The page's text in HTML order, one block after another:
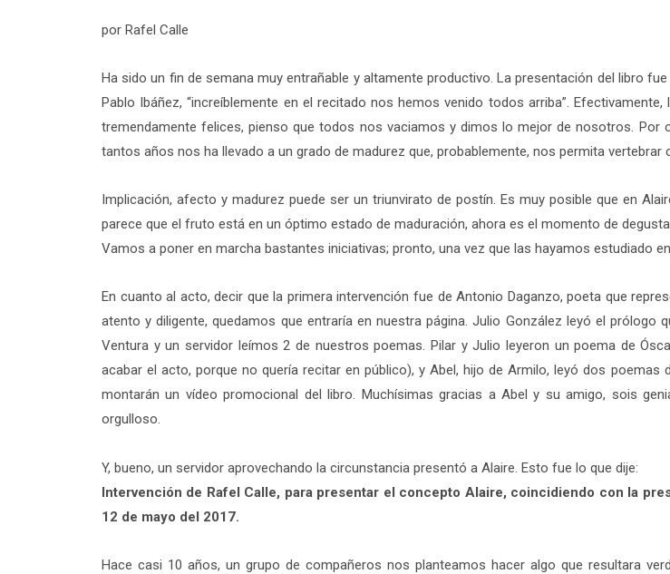
por Rafel Calle
Ha sido un fin de semana muy entrañable y altamente productivo. La presentación del libro
Pablo Ibáñez, “increíblemente en el recitado nos hemos venido todos arriba”.
tremendamente felices, pienso que todos nos vaciamos y dimos lo mejor de nosotros. Por
tantos años nos ha llevado a un grado de madurez que, probablemente, nos permita vertebrar
Implicación, afecto y madurez puede ser un triunvirato de postín. Es muy posible que en
parece que el fruto está en un óptimo estado de maduración, ahora es el momento de
Vamos a poner en marcha bastantes iniciativas; pronto, una vez que las hayamos estudiado
En cuanto al acto, decir que la primera intervención fue de Antonio Daganzo, poeta que
atento y diligente, quedamos que entraría en nuestra página. Julio González leyó el prólogo
Ventura y un servidor leímos 2 de nuestros poemas. Pilar y Julio leyeron un poema de
acabar el acto, porque no quería recitar en público), y Abel, hijo de Armilo, leyó dos
montarán un vídeo promocional del libro. Muchísimas gracias a Abel y su amigo, sois
orgulloso.
Y, bueno, un servidor aprovechando la circunstancia presentó a Alaire. Esto fue lo que dije:
Intervención de Rafel Calle, para presentar el concepto Alaire, coincidiendo con la
12 de mayo del 2017.
Hace casi 10 años, un grupo de compañeros nos planteamos hacer algo que resultara